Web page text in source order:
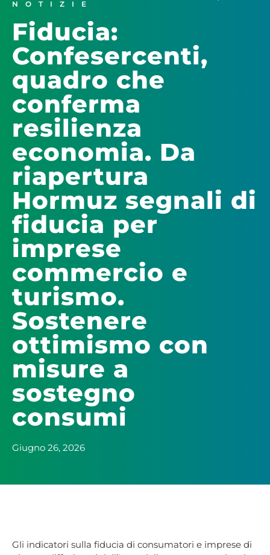
NOTIZIE
Fiducia:
Confesercenti,
quadro che
conferma
resilienza
economia. Da
riapertura
Hormuz segnali di
fiducia per
imprese
commercio e
turismo.
Sostenere
ottimismo con
misure a
sostegno
consumi
Giugno 26, 2026
Gli indicatori sulla fiducia di consumatori e imprese di